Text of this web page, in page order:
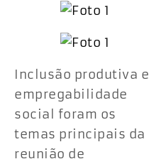
Inclusão produtiva e
empregabilidade
social foram os
temas principais da
reunião de